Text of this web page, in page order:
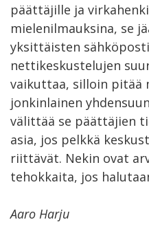
päättäjille ja
mielenilmauksina, se
yksittäisten
nettikeskustelujen
vaikuttaa, silloin pitää
jonkinlainen
välittää se päättäjien
asia, jos pelkkä
riittävät. Nekin ovat
tehokkaita, jos
Aaro Harju